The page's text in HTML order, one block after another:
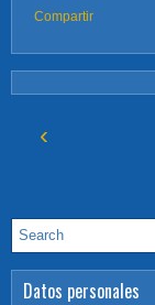
Compartir
‹
Datos personales